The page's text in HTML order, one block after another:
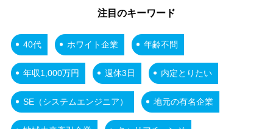
注目のキーワード
40代 ホワイト企業 年齢不問
年収1,000万円 週休3日 内定とりたい
SE（システムエンジニア） 地元の有名企業